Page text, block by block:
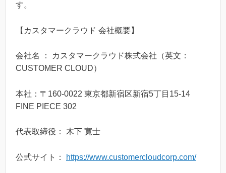
す。
【カスタマークラウド 会社概要】
会社名 ： カスタマークラウド株式会社（英文：
CUSTOMER CLOUD）
本社：〒160-0022 東京都新宿区新宿5丁目15-14
FINE PIECE 302
代表取締役： 木下 寛士
公式サイト： https://www.customercloudcorp.com/